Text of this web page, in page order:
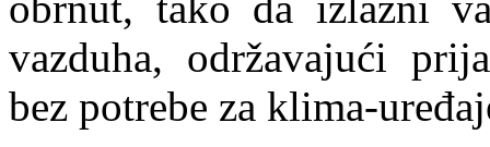
vazduha, održavajući
bez potrebe za klima-